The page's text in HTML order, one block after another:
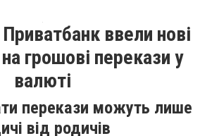
ввели нові
грошові перекази у
валюті
перекази можуть лише
від родичів